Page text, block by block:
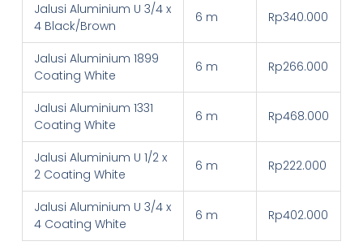
Jalusi Aluminium U 3/4 x
4 Black/Brown
6 m Rp340.000
Jalusi Aluminium 1899
Coating White
6 m Rp266.000
Jalusi Aluminium 1331
Coating White
6 m Rp468.000
Jalusi Aluminium U 1/2 x
2 Coating White
6 m Rp222.000
Jalusi Aluminium U 3/4 x
4 Coating White
6 m Rp402.000